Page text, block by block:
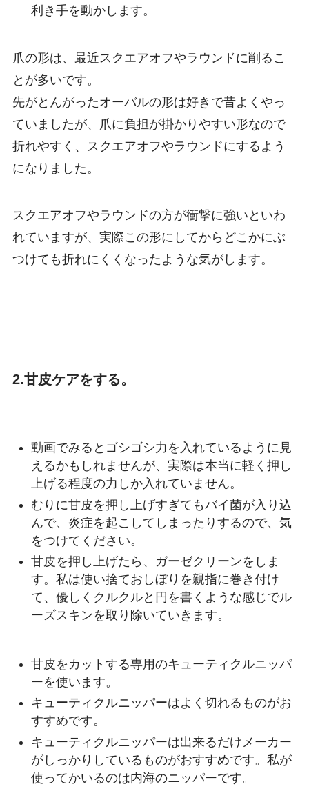
利き手を動かします。
爪の形は、最近スクエアオフやラウンドに削るこ
とが多いです。
先がとんがったオーバルの形は好きで昔よくやっ
ていましたが、爪に負担が掛かりやすい形なので
折れやすく、スクエアオフやラウンドにするよう
になりました。
スクエアオフやラウンドの方が衝撃に強いといわ
れていますが、実際この形にしてからどこかにぶ
つけても折れにくくなったような気がします。
2.甘皮ケアをする。
動画でみるとゴシゴシ力を入れているように見
えるかもしれませんが、実際は本当に軽く押し
上げる程度の力しか入れていません。
むりに甘皮を押し上げすぎてもバイ菌が入り込
んで、炎症を起こしてしまったりするので、気
をつけてください。
甘皮を押し上げたら、ガーゼクリーンをしま
す。私は使い捨ておしぼりを親指に巻き付け
て、優しくクルクルと円を書くような感じでル
ーズスキンを取り除いていきます。
甘皮をカットする専用のキューティクルニッパ
ーを使います。
キューティクルニッパーはよく切れるものがお
すすめです。
キューティクルニッパーは出来るだけメーカー
がしっかりしているものがおすすめです。私が
使ってかいるのは内海のニッパーです。